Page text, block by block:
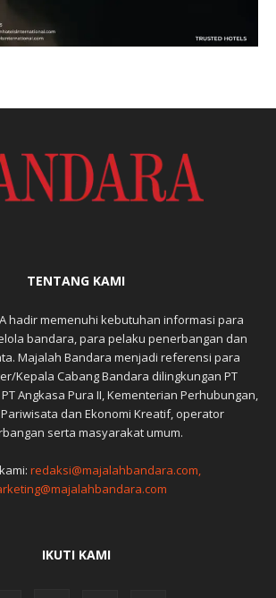
TENTANG KAMI
hadir memenuhi kebutuhan informasi para
bandara, para pelaku penerbangan dan
Majalah Bandara menjadi referensi para
Kepala Cabang Bandara dilingkungan PT
Angkasa Pura II, Kementerian Perhubungan,
dan Ekonomi Kreatif, operator
serta masyarakat umum.
redaksi@majalahbandara.com,
IKUTI KAMI